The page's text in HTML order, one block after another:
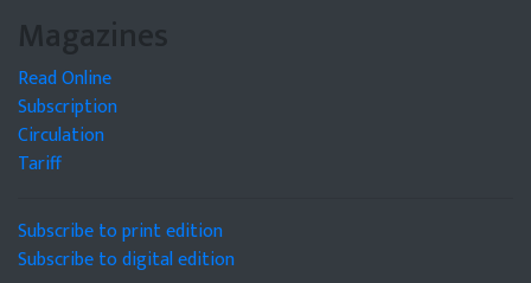
Magazines
Read Online
Subscription
Circulation
Tariff
Subscribe to print edition
Subscribe to digital edition